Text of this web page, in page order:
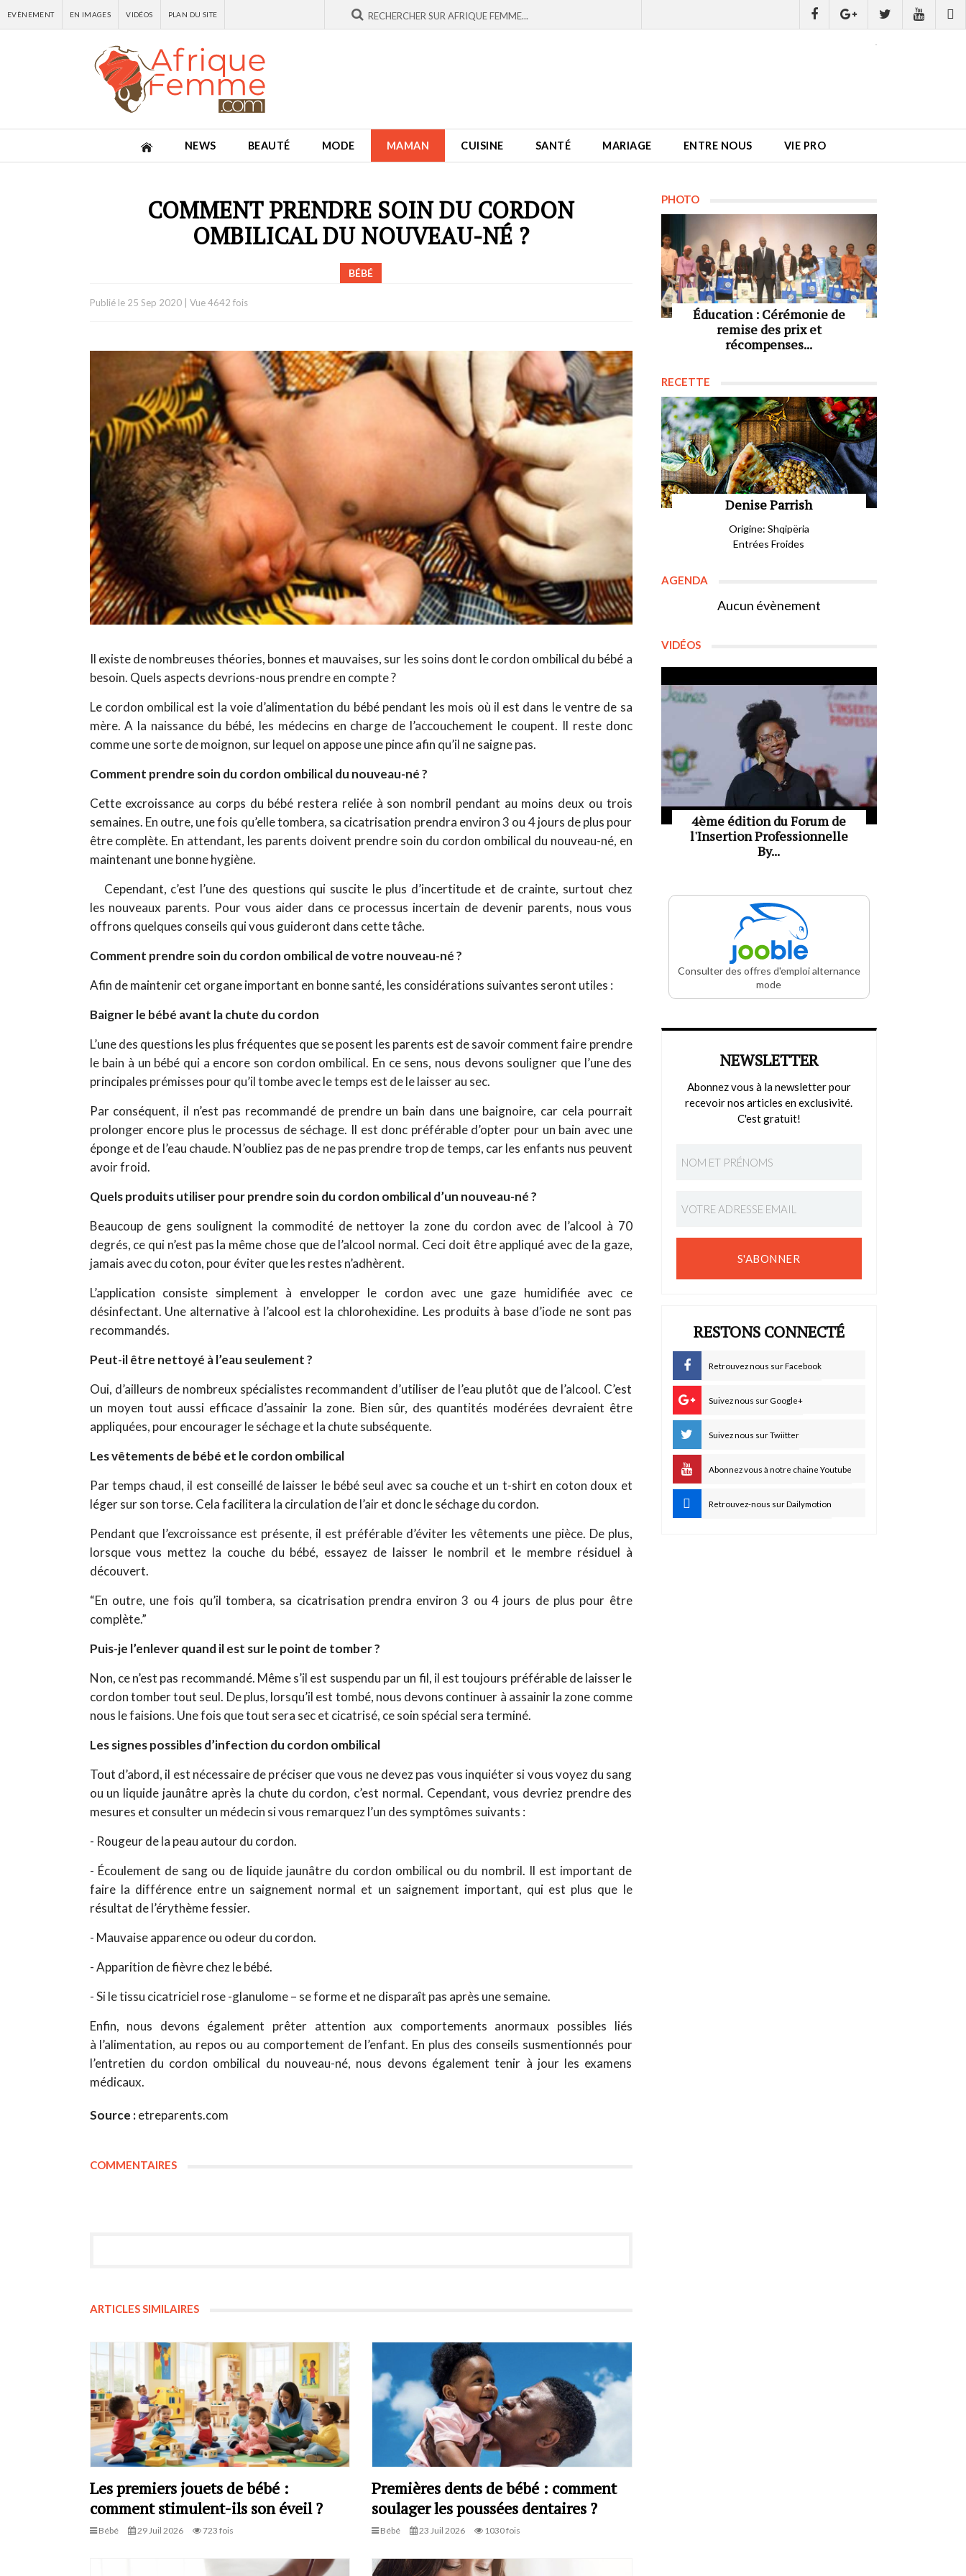
EVÈNEMENT EN IMAGES VIDÉOS PLAN DU SITE
NEWS BEAUTÉ MODE MAMAN CUISINE SANTÉ MARIAGE ENTRE NOUS VIE PRO
COMMENT PRENDRE SOIN DU CORDON
OMBILICAL DU NOUVEAU-NÉ ?
BÉBÉ
Publié le 25 Sep 2020| Vue 4642 fois
Il existe de nombreuses théories, bonnes et mauvaises, sur les soins dont le cordon ombilical du bébé a
besoin. Quels aspects devrions-nous prendre en compte ?
Le cordon ombilical est la voie d’alimentation du bébé pendant les mois où il est dans le ventre de sa
mère. A la naissance du bébé, les médecins en charge de l’accouchement le coupent. Il reste donc
comme une sorte de moignon, sur lequel on appose une pince afin qu’il ne saigne pas.
Comment prendre soin du cordon ombilical du nouveau-né ?
Cette excroissance au corps du bébé restera reliée à son nombril pendant au moins deux ou trois
semaines. En outre, une fois qu’elle tombera, sa cicatrisation prendra environ 3 ou 4 jours de plus pour
être complète. En attendant, les parents doivent prendre soin du cordon ombilical du nouveau-né, en
maintenant une bonne hygiène.
Cependant, c’est l’une des questions qui suscite le plus d’incertitude et de crainte, surtout chez
les nouveaux parents. Pour vous aider dans ce processus incertain de devenir parents, nous vous
offrons quelques conseils qui vous guideront dans cette tâche.
Comment prendre soin du cordon ombilical de votre nouveau-né ?
Afin de maintenir cet organe important en bonne santé, les considérations suivantes seront utiles :
Baigner le bébé avant la chute du cordon
L’une des questions les plus fréquentes que se posent les parents est de savoir comment faire prendre
le bain à un bébé qui a encore son cordon ombilical. En ce sens, nous devons souligner que l’une des
principales prémisses pour qu’il tombe avec le temps est de le laisser au sec.
Par conséquent, il n’est pas recommandé de prendre un bain dans une baignoire, car cela pourrait
prolonger encore plus le processus de séchage. Il est donc préférable d’opter pour un bain avec une
éponge et de l’eau chaude. N’oubliez pas de ne pas prendre trop de temps, car les enfants nus peuvent
avoir froid.
Quels produits utiliser pour prendre soin du cordon ombilical d’un nouveau-né ?
Beaucoup de gens soulignent la commodité de nettoyer la zone du cordon avec de l’alcool à 70
degrés, ce qui n’est pas la même chose que de l’alcool normal. Ceci doit être appliqué avec de la gaze,
jamais avec du coton, pour éviter que les restes n’adhèrent.
L’application consiste simplement à envelopper le cordon avec une gaze humidifiée avec ce
désinfectant. Une alternative à l’alcool est la chlorohexidine. Les produits à base d’iode ne sont pas
recommandés.
Peut-il être nettoyé à l’eau seulement ?
Oui, d’ailleurs de nombreux spécialistes recommandent d’utiliser de l’eau plutôt que de l’alcool. C’est
un moyen tout aussi efficace d’assainir la zone. Bien sûr, des quantités modérées devraient être
appliquées, pour encourager le séchage et la chute subséquente.
Les vêtements de bébé et le cordon ombilical
Par temps chaud, il est conseillé de laisser le bébé seul avec sa couche et un t-shirt en coton doux et
léger sur son torse. Cela facilitera la circulation de l’air et donc le séchage du cordon.
Pendant que l’excroissance est présente, il est préférable d’éviter les vêtements une pièce. De plus,
lorsque vous mettez la couche du bébé, essayez de laisser le nombril et le membre résiduel à
découvert.
“En outre, une fois qu’il tombera, sa cicatrisation prendra environ 3 ou 4 jours de plus pour être
complète.”
Puis-je l’enlever quand il est sur le point de tomber ?
Non, ce n’est pas recommandé. Même s’il est suspendu par un fil, il est toujours préférable de laisser le
cordon tomber tout seul. De plus, lorsqu’il est tombé, nous devons continuer à assainir la zone comme
nous le faisions. Une fois que tout sera sec et cicatrisé, ce soin spécial sera terminé.
Les signes possibles d’infection du cordon ombilical
Tout d’abord, il est nécessaire de préciser que vous ne devez pas vous inquiéter si vous voyez du sang
ou un liquide jaunâtre après la chute du cordon, c’est normal. Cependant, vous devriez prendre des
mesures et consulter un médecin si vous remarquez l’un des symptômes suivants :
- Rougeur de la peau autour du cordon.
- Écoulement de sang ou de liquide jaunâtre du cordon ombilical ou du nombril. Il est important de
faire la différence entre un saignement normal et un saignement important, qui est plus que le
résultat de l’érythème fessier.
- Mauvaise apparence ou odeur du cordon.
- Apparition de fièvre chez le bébé.
- Si le tissu cicatriciel rose -glanulome – se forme et ne disparaît pas après une semaine.
Enfin, nous devons également prêter attention aux comportements anormaux possibles liés
à l’alimentation, au repos ou au comportement de l’enfant. En plus des conseils susmentionnés pour
l’entretien du cordon ombilical du nouveau-né, nous devons également tenir à jour les examens
médicaux.
Source :etreparents.com
COMMENTAIRES
ARTICLES SIMILAIRES
Les premiers jouets de bébé :
comment stimulent-ils son éveil ?
Bébé 29 Juil 2026 723 fois
Premières dents de bébé : comment
soulager les poussées dentaires ?
Bébé 23 Juil 2026 1030 fois
PHOTO
Éducation : Cérémonie de
remise des prix et
récompenses...
RECETTE
Denise Parrish
Origine: Shqipëria
Entrées Froides
AGENDA
Aucun évènement
VIDÉOS
4ème édition du Forum de
l'Insertion Professionnelle
By...
Consulter des offres d'emploi alternance
mode
NEWSLETTER
Abonnez vous à la newsletter pour
recevoir nos articles en exclusivité.
C'est gratuit!
S'ABONNER
RESTONS CONNECTÉ
Retrouvez nous sur Facebook
Suivez nous sur Google+
Suivez nous sur Twiitter
Abonnez vous à notre chaine Youtube
Retrouvez-nous sur Dailymotion